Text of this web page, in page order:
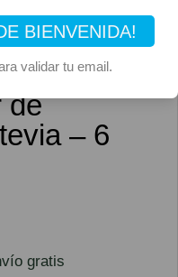
BIENVENIDA!
validar tu email.
de
– 6
gratis